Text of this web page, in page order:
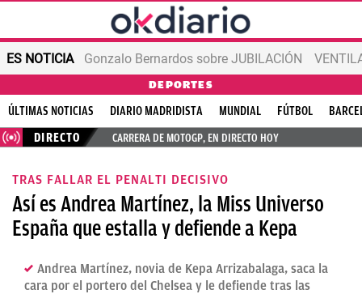
ES NOTICIA Gonzalo Bernardos sobre JUBILACIÓN
DEPORTES
ÚLTIMAS NOTICIAS DIARIO MADRIDISTA MUNDIAL FÚTBOL
DIRECTO
CARRERA DE MOTOGP, EN DIRECTO HOY
TRAS FALLAR EL PENALTI DECISIVO
Así es Andrea Martínez, la Miss Universo
España que estalla y defiende a Kepa
Andrea Martínez, novia de Kepa Arrizabalaga, saca la
cara por el portero del Chelsea y le defiende tras las